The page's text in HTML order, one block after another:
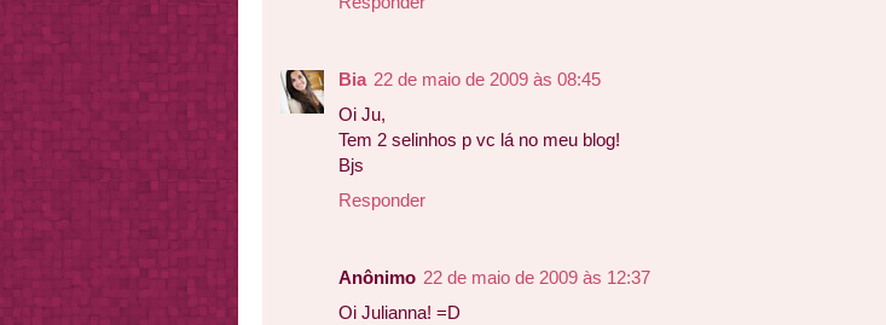
Bia 22 de maio de 2009 às 08:45
Oi Ju,
Tem 2 selinhos p vc lá no meu blog!
Bjs
Responder
Anônimo 22 de maio de 2009 às 12:37
Oi Julianna! =D